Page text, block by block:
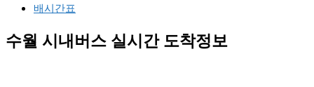
배시간표
수월 시내버스 실시간 도착정보